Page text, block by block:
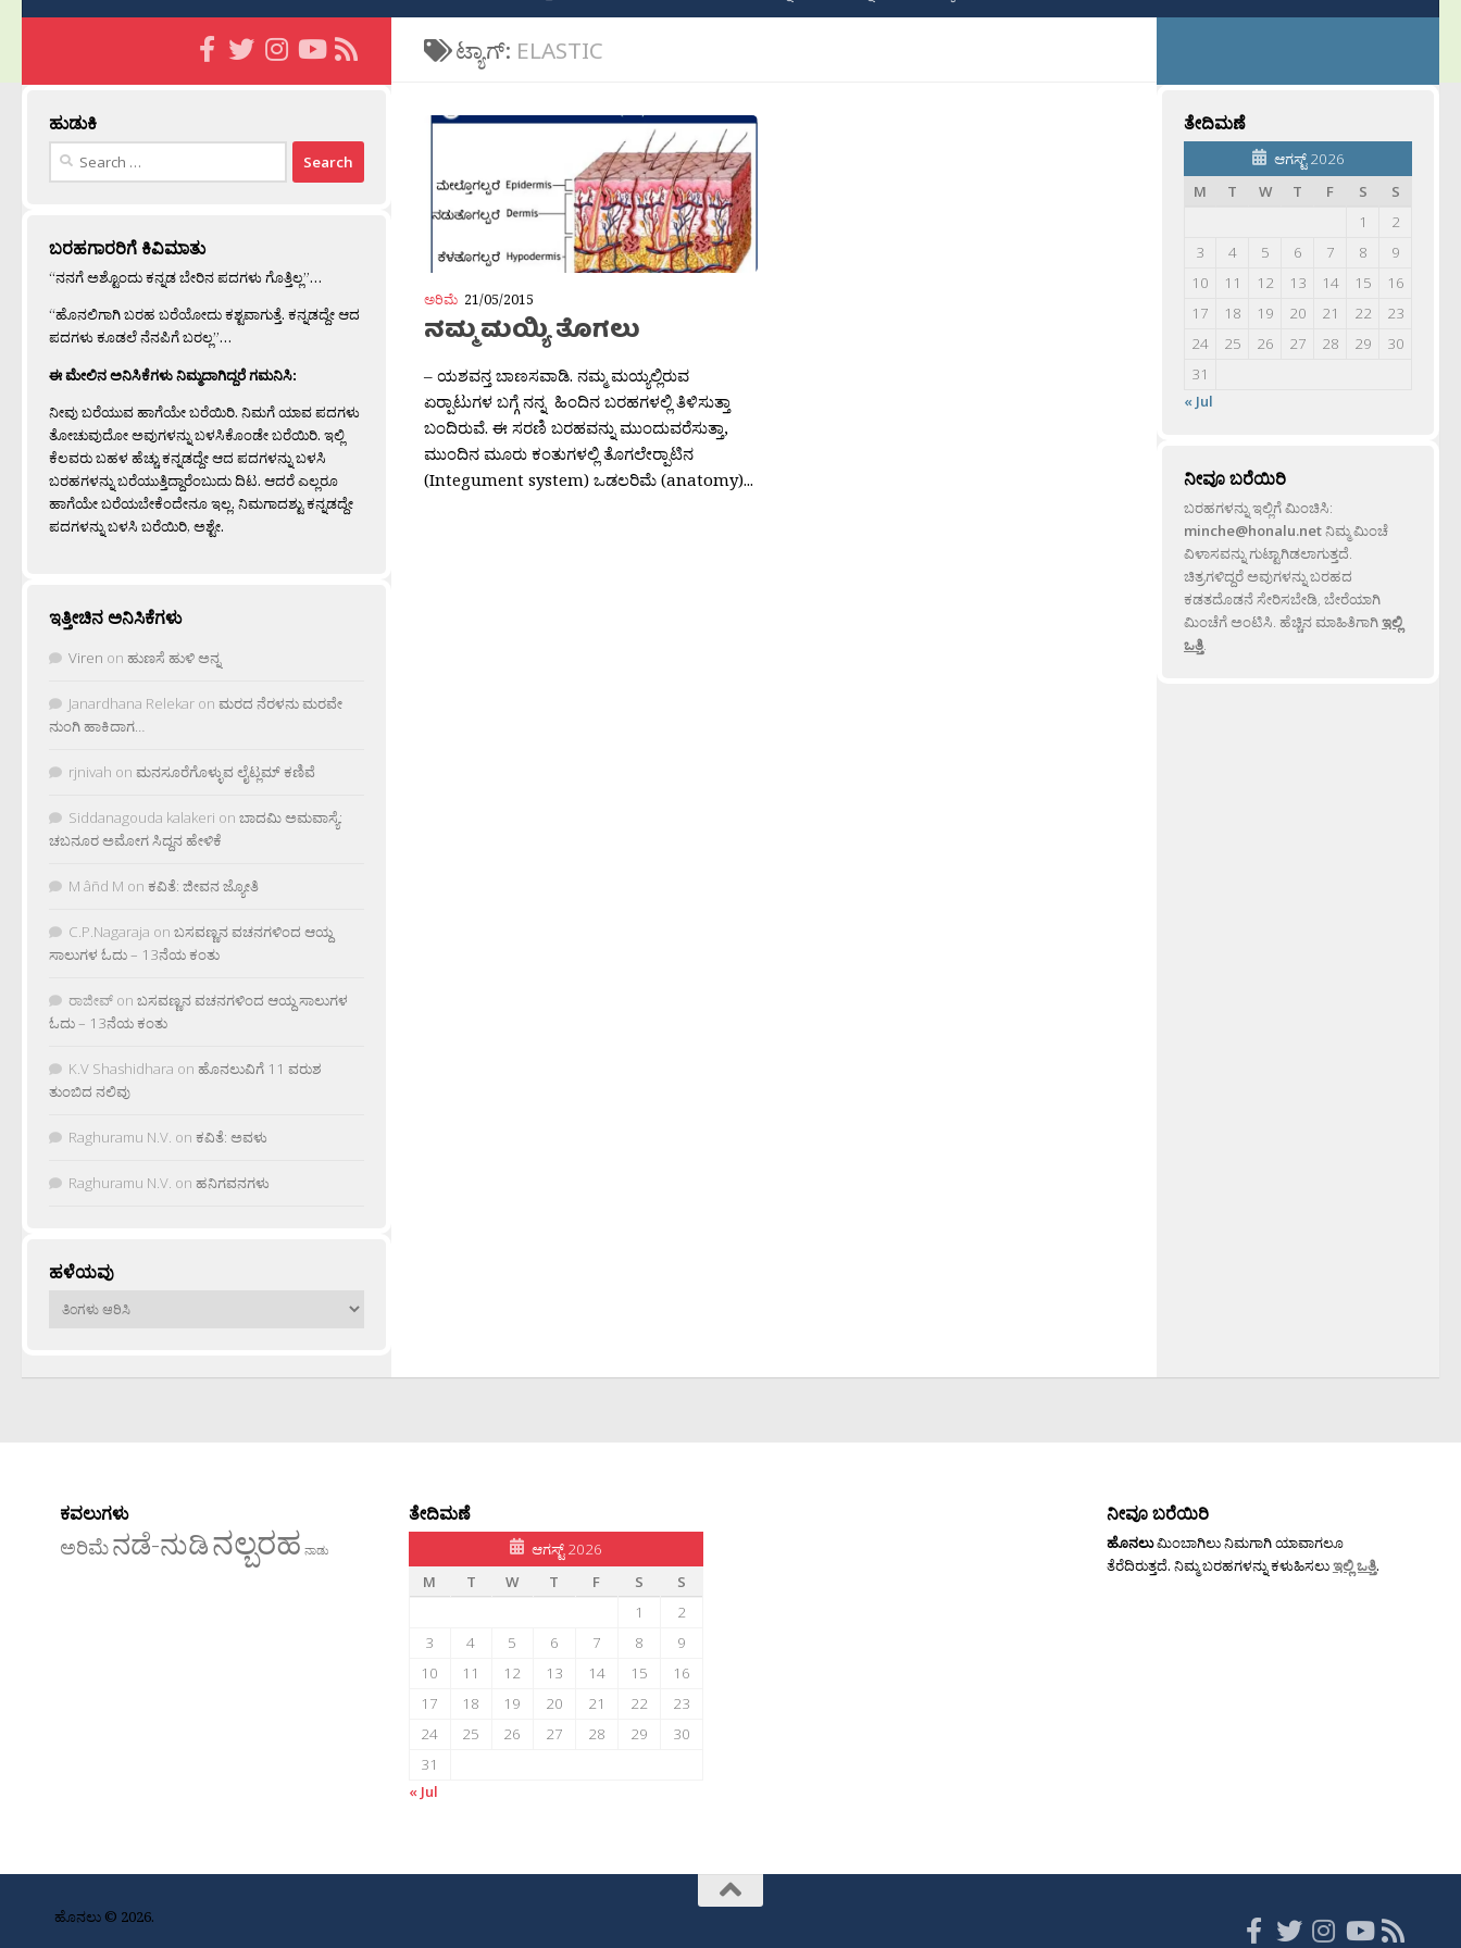
ಟ್ಯಾಗ್: ELASTIC
ಅರಿಮೆ 21/05/2015
ನಮ್ಮ ಮಯ್ಯಿ ತೊಗಲು
– ಯಶವನ್ತ ಬಾಣಸವಾಡಿ. ನಮ್ಮ ಮಯ್ಯಲ್ಲಿರುವ
ಏರ‍್ಪಾಟುಗಳ ಬಗ್ಗೆ ನನ್ನ ಹಿಂದಿನ ಬರಹಗಳಲ್ಲಿ ತಿಳಿಸುತ್ತಾ
ಬಂದಿರುವೆ. ಈ ಸರಣಿ ಬರಹವನ್ನು ಮುಂದುವರೆಸುತ್ತಾ,
ಮುಂದಿನ ಮೂರು ಕಂತುಗಳಲ್ಲಿ ತೊಗಲೇರ‍್ಪಾಟಿನ
(Integument system) ಒಡಲರಿಮೆ (anatomy)...
ಹುಡುಕಿ
Search
ಬರಹಗಾರರಿಗೆ ಕಿವಿಮಾತು
“ನನಗೆ ಅಶ್ಟೊಂದು ಕನ್ನಡ ಬೇರಿನ ಪದಗಳು ಗೊತ್ತಿಲ್ಲ”…
“ಹೊನಲಿಗಾಗಿ ಬರಹ ಬರೆಯೋದು ಕಶ್ಟವಾಗುತ್ತೆ. ಕನ್ನಡದ್ದೇ ಆದ
ಪದಗಳು ಕೂಡಲೆ ನೆನಪಿಗೆ ಬರಲ್ಲ”…
ಈ ಮೇಲಿನ ಅನಿಸಿಕೆಗಳು ನಿಮ್ಮದಾಗಿದ್ದರೆ ಗಮನಿಸಿ:
ನೀವು ಬರೆಯುವ ಹಾಗೆಯೇ ಬರೆಯಿರಿ. ನಿಮಗೆ ಯಾವ ಪದಗಳು
ತೋಚುವುದೋ ಅವುಗಳನ್ನು ಬಳಸಿಕೊಂಡೇ ಬರೆಯಿರಿ. ಇಲ್ಲಿ
ಕೆಲವರು ಬಹಳ ಹೆಚ್ಚು ಕನ್ನಡದ್ದೇ ಆದ ಪದಗಳನ್ನು ಬಳಸಿ
ಬರಹಗಳನ್ನು ಬರೆಯುತ್ತಿದ್ದಾರೆಂಬುದು ದಿಟ. ಆದರೆ ಎಲ್ಲರೂ
ಹಾಗೆಯೇ ಬರೆಯಬೇಕೆಂದೇನೂ ಇಲ್ಲ. ನಿಮಗಾದಶ್ಟು ಕನ್ನಡದ್ದೇ
ಪದಗಳನ್ನು ಬಳಸಿ ಬರೆಯಿರಿ, ಅಶ್ಟೇ.
ಇತ್ತೀಚಿನ ಅನಿಸಿಕೆಗಳು
Viren on ಹುಣಸೆ ಹುಳಿ ಅನ್ನ
Janardhana Relekar on ಮರದ ನೆರಳನು ಮರವೇ
ನುಂಗಿ ಹಾಕಿದಾಗ…
rjnivah on ಮನಸೂರೆಗೊಳ್ಳುವ ಲೈಟ್ಲಮ್ ಕಣಿವೆ
Siddanagouda kalakeri on ಬಾದಮಿ ಅಮವಾಸ್ಯೆ:
ಚಬನೂರ ಅಮೋಗ ಸಿದ್ದನ ಹೇಳಿಕೆ
M âñd M on ಕವಿತೆ: ಜೀವನ ಜ್ಯೋತಿ
C.P.Nagaraja on ಬಸವಣ್ಣನ ವಚನಗಳಿಂದ ಆಯ್ದ
ಸಾಲುಗಳ ಓದು – 13ನೆಯ ಕಂತು
ರಾಜೀವ್ on ಬಸವಣ್ಣನ ವಚನಗಳಿಂದ ಆಯ್ದ ಸಾಲುಗಳ
ಓದು – 13ನೆಯ ಕಂತು
K.V Shashidhara on ಹೊನಲುವಿಗೆ 11 ವರುಶ
ತುಂಬಿದ ನಲಿವು
Raghuramu N.V. on ಕವಿತೆ: ಅವಳು
Raghuramu N.V. on ಹನಿಗವನಗಳು
ಹಳೆಯವು
ಹಳೆಯವು
ತೇದಿಮಣೆ
ಆಗಸ್ಟ್ 2026
M
T W T F S
S
1
2
3
4 5 6 7 8
9
10
11 12 13 14 15
16
17
18 19 20 21 22
23
24
25 26 27 28 29
30
31
« Jul
ನೀವೂ ಬರೆಯಿರಿ
ಬರಹಗಳನ್ನು ಇಲ್ಲಿಗೆ ಮಿಂಚಿಸಿ:
minche@honalu.netನಿಮ್ಮ ಮಿಂಚೆ
ವಿಳಾಸವನ್ನು ಗುಟ್ಟಾಗಿಡಲಾಗುತ್ತದೆ.
ಚಿತ್ರಗಳಿದ್ದರೆ ಅವುಗಳನ್ನು ಬರಹದ
ಕಡತದೊಡನೆ ಸೇರಿಸಬೇಡಿ, ಬೇರೆಯಾಗಿ
ಮಿಂಚೆಗೆ ಅಂಟಿಸಿ. ಹೆಚ್ಚಿನ ಮಾಹಿತಿಗಾಗಿಇಲ್ಲಿ
ಒತ್ತಿ.
ಕವಲುಗಳು
ಅರಿಮೆನಡೆ-ನುಡಿನಲ್ಬರಹ ನಾಡು
ತೇದಿಮಣೆ
ಆಗಸ್ಟ್ 2026
M
T W T F S
S
1
2
3
4 5 6 7 8
9
10
11 12 13 14 15
16
17
18 19 20 21 22
23
24
25 26 27 28 29
30
31
« Jul
ನೀವೂ ಬರೆಯಿರಿ
ಹೊನಲುಮಿಂಬಾಗಿಲು ನಿಮಗಾಗಿ ಯಾವಾಗಲೂ
ತೆರೆದಿರುತ್ತದೆ. ನಿಮ್ಮ ಬರಹಗಳನ್ನು ಕಳುಹಿಸಲುಇಲ್ಲಿ ಒತ್ತಿ.
ಹೊನಲು © 2026.